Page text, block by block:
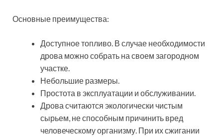
Основные преимущества:
Доступное топливо. В случае необходимости
дрова можно собрать на своем загородном
участке.
Небольшие размеры.
Простота в эксплуатации и обслуживании.
Дрова считаются экологически чистым
сырьем, не способным причинить вред
человеческому организму. При их сжигании